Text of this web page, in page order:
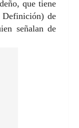
que tiene
Definición) de
señalan de